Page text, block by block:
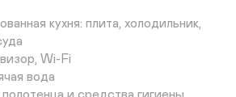
кухня: плита, холодильник,
Wi-Fi
вода